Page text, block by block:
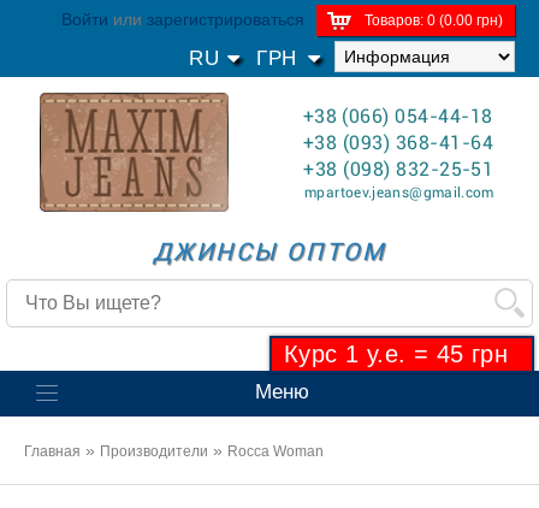
Товаров: 0 (0.00 грн)
Войти или зарегистрироваться
ГРН
RU
ДЖИНСЫ ОПТОМ
+38 (066) 054-44-18
+38 (093) 368-41-64
+38 (098) 832-25-51
mpartoev.jeans@gmail.com
Курс 1 у.е. = 45 грн
Меню
Главная » Производители » Rocca Woman